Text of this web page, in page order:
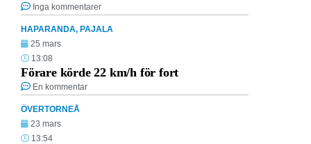
Inga kommentarer
HAPARANDA, PAJALA
25 mars
13:08
Förare körde 22 km/h för fort
En kommentar
ÖVERTORNEÅ
23 mars
13:54